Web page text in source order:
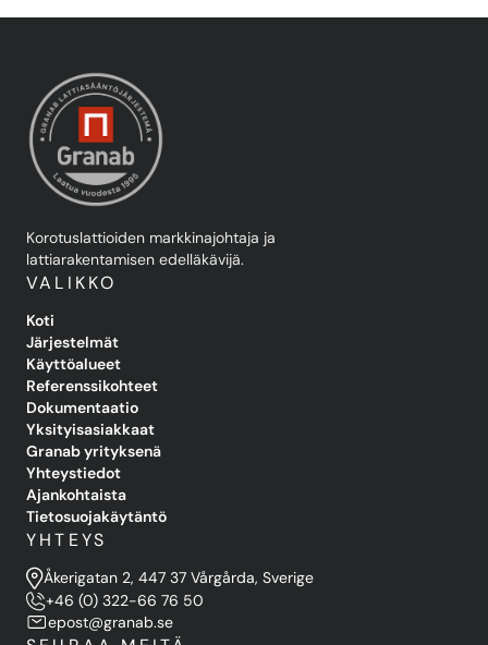
Korotuslattioiden markkinajohtaja ja
lattiarakentamisen edelläkävijä.
VALIKKO
Koti
Järjestelmät
Käyttöalueet
Referenssikohteet
Dokumentaatio
Yksityisasiakkaat
Granab yrityksenä
Yhteystiedot
Ajankohtaista
Tietosuojakäytäntö
YHTEYS
Åkerigatan 2, 447 37 Vårgårda, Sverige
+46 (0) 322-66 76 50
epost@granab.se